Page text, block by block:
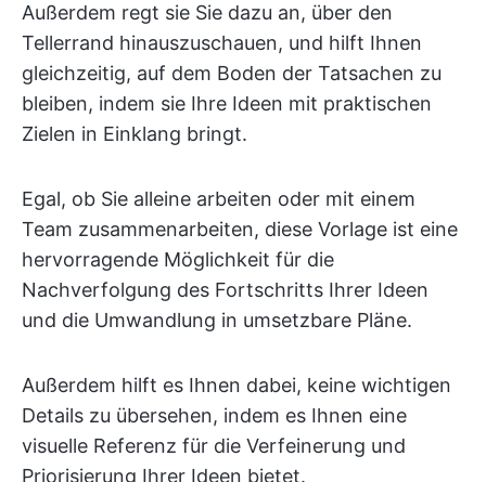
Außerdem regt sie Sie dazu an, über den
Tellerrand hinauszuschauen, und hilft Ihnen
gleichzeitig, auf dem Boden der Tatsachen zu
bleiben, indem sie Ihre Ideen mit praktischen
Zielen in Einklang bringt.
Egal, ob Sie alleine arbeiten oder mit einem
Team zusammenarbeiten, diese Vorlage ist eine
hervorragende Möglichkeit für die
Nachverfolgung des Fortschritts Ihrer Ideen
und die Umwandlung in umsetzbare Pläne.
Außerdem hilft es Ihnen dabei, keine wichtigen
Details zu übersehen, indem es Ihnen eine
visuelle Referenz für die Verfeinerung und
Priorisierung Ihrer Ideen bietet.